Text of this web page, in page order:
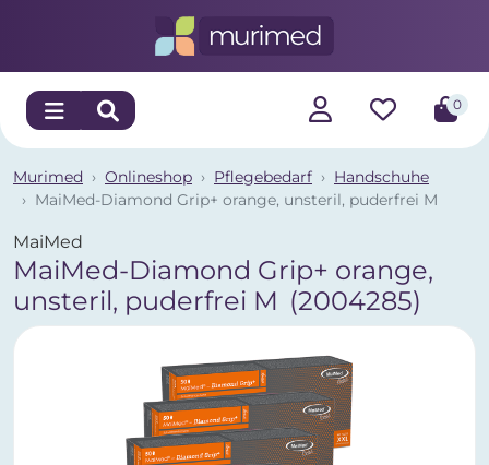
0
Murimed Onlineshop Pflegebedarf
Handschuhe
MaiMed-Diamond Grip+ orange, unsteril, puderfrei M
MaiMed
MaiMed-Diamond Grip+ orange,
unsteril, puderfrei M (2004285)